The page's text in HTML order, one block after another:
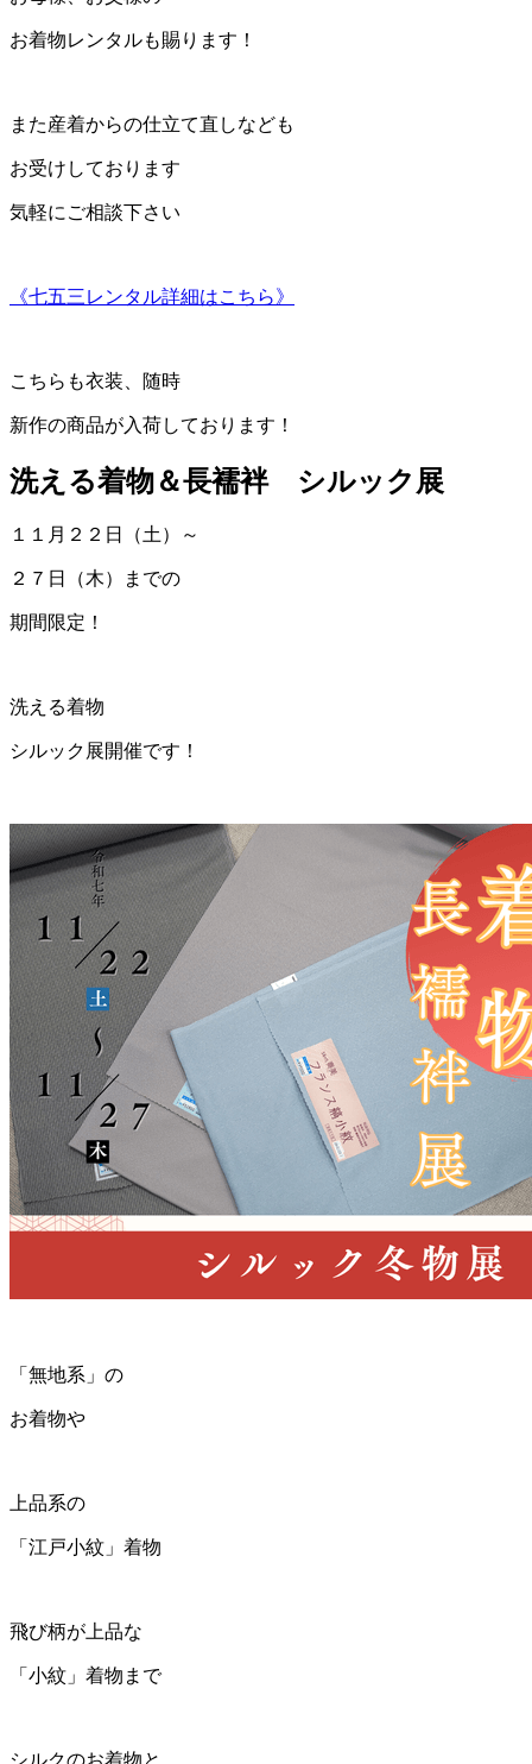
お着物レンタルも賜ります！
また産着からの仕立て直しなども
お受けしております
気軽にご相談下さい
《七五三レンタル詳細はこちら》
こちらも衣装、随時
新作の商品が入荷しております！
洗える着物＆長襦袢 シルック展
１１月２２日（土）～
２７日（木）までの
期間限定！
洗える着物
シルック展開催です！
「無地系」の
お着物や
上品系の
「江戸小紋」着物
飛び柄が上品な
「小紋」着物まで